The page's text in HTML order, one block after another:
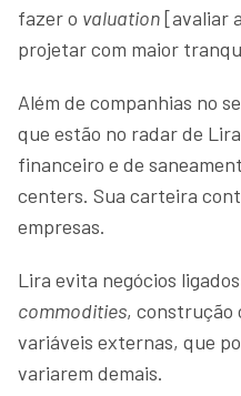
fazer o valuation[avaliar
projetar com maior
Além de companhias no
que estão no radar de
financeiro e de
centers. Sua carteira
empresas.
Lira evita negócios
commodities, construção
variáveis externas, que
variarem demais.